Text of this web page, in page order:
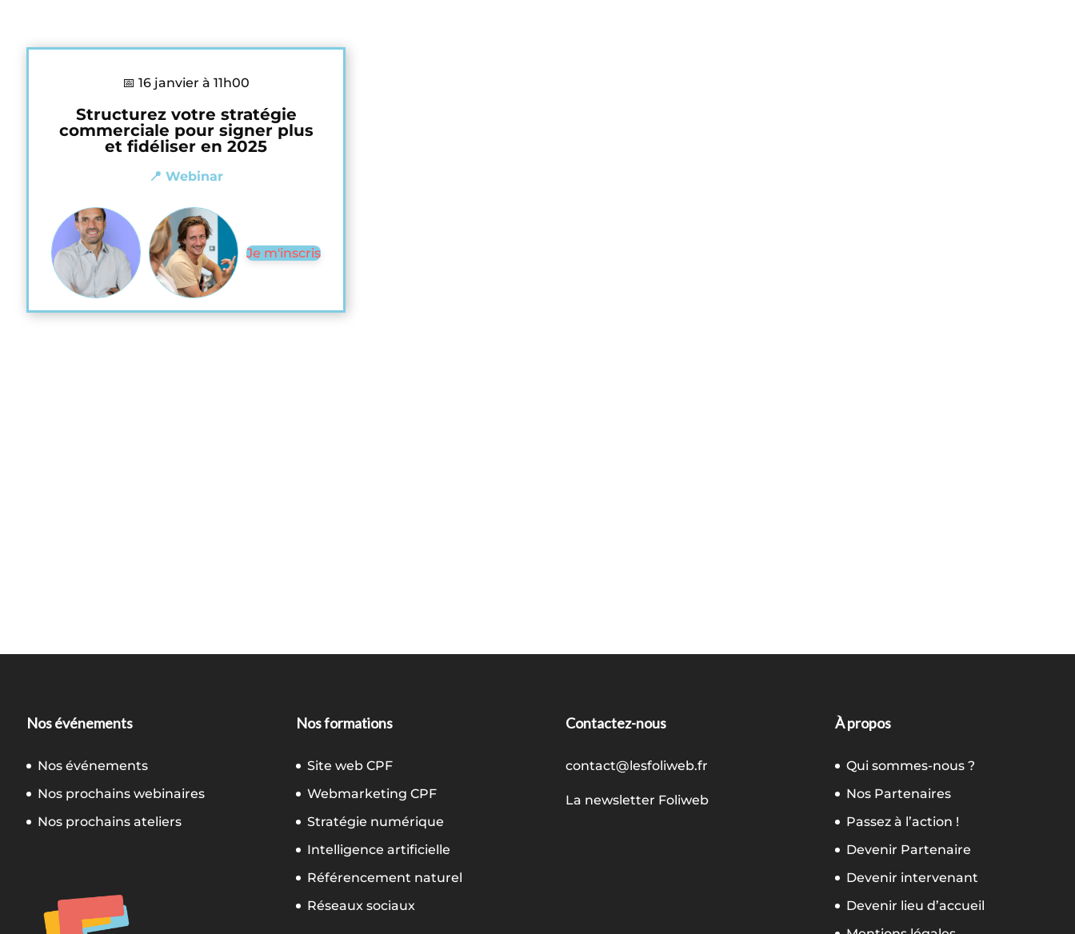
📅 16 janvier à 11h00
Structurez votre stratégie
commerciale pour signer plus
et fidéliser en 2025
📍 Webinar
Je m'inscris
Nos événements
Nos événements
Nos prochains webinaires
Nos prochains ateliers
Nos formations
Site web CPF
Webmarketing CPF
Stratégie numérique
Intelligence artificielle
Référencement naturel
Réseaux sociaux
Contactez-nous
contact@lesfoliweb.fr
La newsletter Foliweb
À propos
Qui sommes-nous ?
Nos Partenaires
Passez à l’action !
Devenir Partenaire
Devenir intervenant
Devenir lieu d’accueil